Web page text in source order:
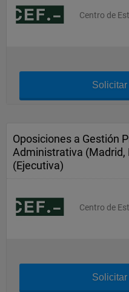
Centro de
Oposiciones a Gestión
Administrativa (Madrid,
(Ejecutiva)
Centro de